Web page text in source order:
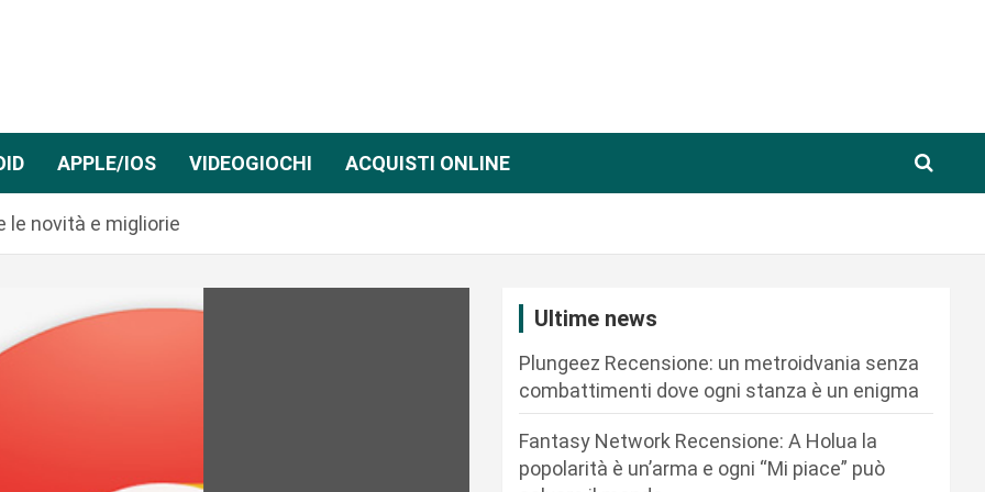
APPLE/IOS VIDEOGIOCHI ACQUISTI ONLINE
le novità e migliorie
Ultime news
Plungeez Recensione: un metroidvania senza
combattimenti dove ogni stanza è un enigma
Fantasy Network Recensione: A Holua la
popolarità è un’arma e ogni “Mi piace” può